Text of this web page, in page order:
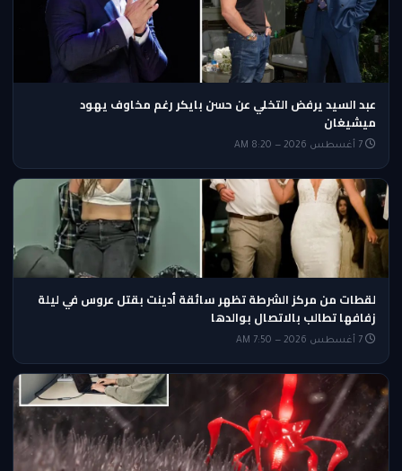
عبد السيد يرفض التخلي عن حسن بايكر رغم مخاوف يهود
ميشيغان
لقطات من مركز الشرطة تظهر سائقة أدينت بقتل عروس في ليلة
زفافها تطالب بالاتصال بوالدها